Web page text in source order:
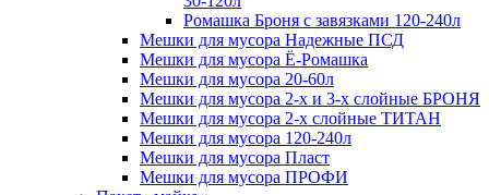
Ромашка Броня с завязками 120-240л
Мешки для мусора Надежные ПСД
Мешки для мусора Ё-Ромашка
Мешки для мусора 20-60л
Мешки для мусора 2-х и 3-х слойные БРОНЯ
Мешки для мусора 2-х слойные ТИТАН
Мешки для мусора 120-240л
Мешки для мусора Пласт
Мешки для мусора ПРОФИ